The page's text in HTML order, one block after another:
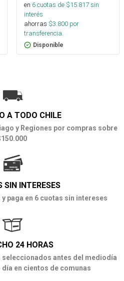
en 6cuotas de $15.817sin
interés
ahorras $3.800 por
transferencia.
Disponible
A TODO CHILE
y Regiones por compras sobre
SIN INTERESES
y paga en 6 cuotas sin intereses
24 HORAS
antes del mediodía
en cientos de comunas